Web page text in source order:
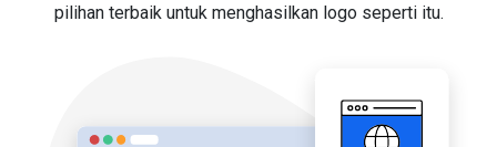
pilihan terbaik untuk menghasilkan logo seperti itu.